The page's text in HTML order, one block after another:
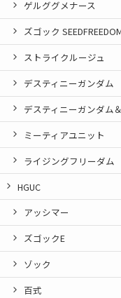
ゲルググメナース
ズゴック
ストライクルージュ
デスティニーガンダム
デスティニーガンダム
ミーティアユニット
ライジングフリーダム
HGUC
アッシマー
ズゴックE
ゾック
百式